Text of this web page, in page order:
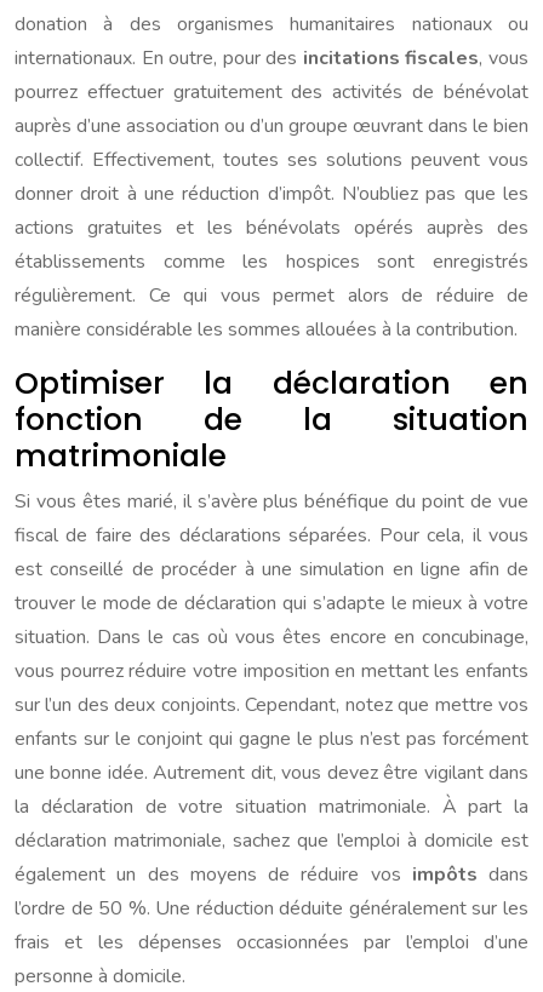
donation à des organismes humanitaires nationaux ou
internationaux. En outre, pour des incitations fiscales, vous
pourrez effectuer gratuitement des activités de bénévolat
auprès d’une association ou d’un groupe œuvrant dans le bien
collectif. Effectivement, toutes ses solutions peuvent vous
donner droit à une réduction d’impôt. N’oubliez pas que les
actions gratuites et les bénévolats opérés auprès des
établissements comme les hospices sont enregistrés
régulièrement. Ce qui vous permet alors de réduire de
manière considérable les sommes allouées à la contribution.
Optimiser la déclaration en
fonction de la situation
matrimoniale
Si vous êtes marié, il s’avère plus bénéfique du point de vue
fiscal de faire des déclarations séparées. Pour cela, il vous
est conseillé de procéder à une simulation en ligne afin de
trouver le mode de déclaration qui s’adapte le mieux à votre
situation. Dans le cas où vous êtes encore en concubinage,
vous pourrez réduire votre imposition en mettant les enfants
sur l’un des deux conjoints. Cependant, notez que mettre vos
enfants sur le conjoint qui gagne le plus n’est pas forcément
une bonne idée. Autrement dit, vous devez être vigilant dans
la déclaration de votre situation matrimoniale. À part la
déclaration matrimoniale, sachez que l’emploi à domicile est
également un des moyens de réduire vos impôts dans
l’ordre de 50 %. Une réduction déduite généralement sur les
frais et les dépenses occasionnées par l’emploi d’une
personne à domicile.